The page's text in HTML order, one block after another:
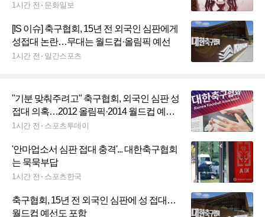
1시간 전 문화일보
[IS 이슈] 축구협회, 15년 전 외국인 심판에게
성접대 논란…무대는 월드컵·올림픽 예선
1시간 전 일간스포츠
"기분 맞춰주려고" 축구협회, 외국인 심판 성
접대 의혹…2012 올림픽·2014 월드컵 예선
도 포함
1시간 전 스포츠투데이
'안마업소서 심판 접대 충격'... 대한축구협회
는 묵묵부답
1시간 전 스포츠한국
축구협회, 15년 전 외국인 심판에 성 접대…
월드컵 예선도 포함